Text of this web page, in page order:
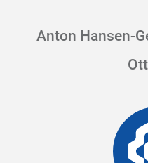
Anton Hansen-